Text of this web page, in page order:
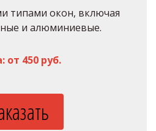
типами окон, включая
и алюминиевые.
от 450 руб.